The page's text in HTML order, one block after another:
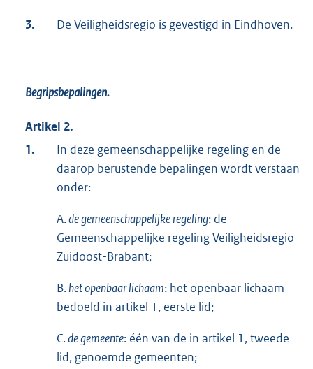
3. De Veiligheidsregio is gevestigd in Eindhoven.
Begripsbepalingen.
Artikel 2.
1.
In deze gemeenschappelijke regeling en de
daarop berustende bepalingen wordt verstaan
onder:
A.de gemeenschappelijke regeling: de
Gemeenschappelijke regeling Veiligheidsregio
Zuidoost-Brabant;
B.het openbaar lichaam: het openbaar lichaam
bedoeld in artikel 1, eerste lid;
C.de gemeente: één van de in artikel 1, tweede
lid, genoemde gemeenten;